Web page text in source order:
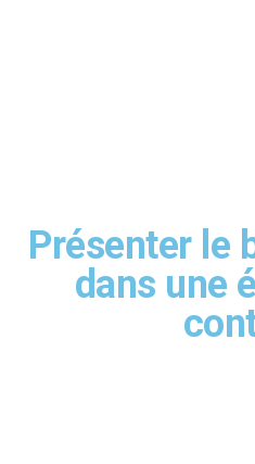
Présenter le
dans une